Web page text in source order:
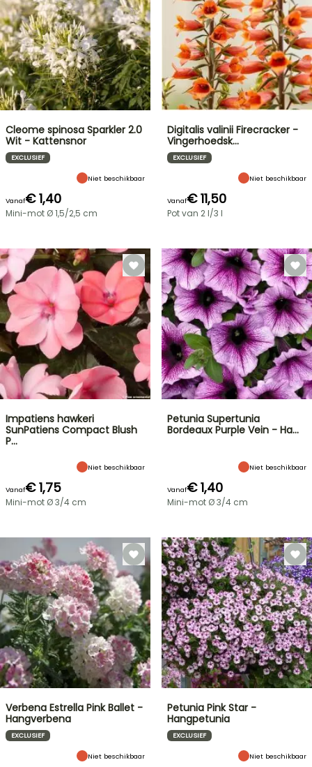
Cleome spinosa Sparkler 2.0
Wit - Kattensnor
EXCLUSIEF
Niet beschikbaar
Vanaf€ 1,40
Mini-mot Ø 1,5/2,5 cm
Digitalis valinii Firecracker -
Vingerhoedsk…
EXCLUSIEF
Niet beschikbaar
Vanaf€ 11,50
Pot van 2 l/3 l
Impatiens hawkeri
SunPatiens Compact Blush
P…
Niet beschikbaar
Vanaf€ 1,75
Mini-mot Ø 3/4 cm
Petunia Supertunia
Bordeaux Purple Vein - Ha…
Niet beschikbaar
Vanaf€ 1,40
Mini-mot Ø 3/4 cm
Verbena Estrella Pink Ballet -
Hangverbena
EXCLUSIEF
Niet beschikbaar
Petunia Pink Star -
Hangpetunia
EXCLUSIEF
Niet beschikbaar